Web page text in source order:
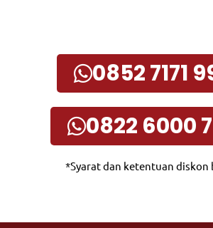
0852 7171
0822 6000
*Syarat dan ketentuan diskon